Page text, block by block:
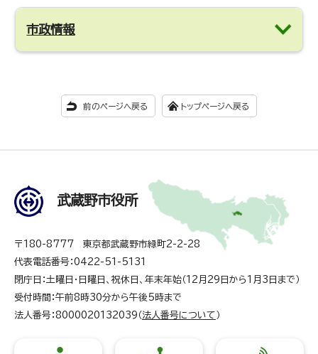
市政情報
前のページへ戻る トップページへ戻る
武蔵野市役所
〒180-8777 東京都武蔵野市緑町2-2-28
代表電話番号：0422-51-5131
閉庁日：土曜日・日曜日、祝休日、年末年始（12月29日から1月3日まで）
受付時間：午前8時30分から午後5時まで
法人番号：8000020132039（ 法人番号について ）